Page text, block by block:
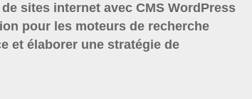
sites internet avec CMS WordPress
pour les moteurs de recherche
et élaborer une stratégie de